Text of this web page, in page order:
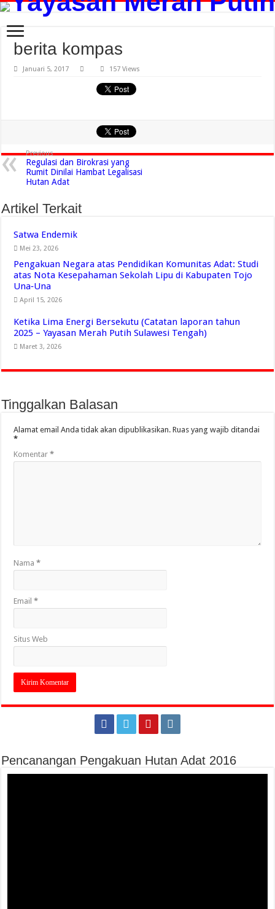
berita kompas
Januari 5, 2017 157 Views
Previous
Regulasi dan Birokrasi yang
Rumit Dinilai Hambat Legalisasi
Hutan Adat
Artikel Terkait
Satwa Endemik
Mei 23, 2026
Pengakuan Negara atas Pendidikan Komunitas Adat: Studi
atas Nota Kesepahaman Sekolah Lipu di Kabupaten Tojo
Una‑Una
April 15, 2026
Ketika Lima Energi Bersekutu (Catatan laporan tahun
2025 – Yayasan Merah Putih Sulawesi Tengah)
Maret 3, 2026
Tinggalkan Balasan
Alamat email Anda tidak akan dipublikasikan. Ruas yang wajib ditandai
*
Komentar*
Nama*
Email*
Situs Web
Pencanangan Pengakuan Hutan Adat 2016